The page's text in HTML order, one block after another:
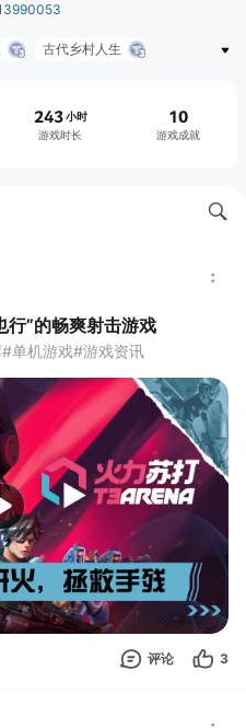
古代乡村人生
炬之光：无限
243 小时
游戏时长
10
游戏成就
行”的畅爽射击游戏
单机游戏#游戏资讯
评论 3